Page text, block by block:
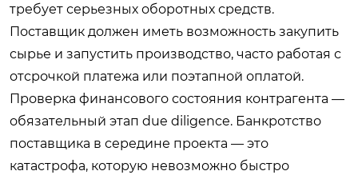
требует серьезных оборотных средств.
Поставщик должен иметь возможность закупить
сырье и запустить производство, часто работая с
отсрочкой платежа или поэтапной оплатой.
Проверка финансового состояния контрагента —
обязательный этап due diligence. Банкротство
поставщика в середине проекта — это
катастрофа, которую невозможно быстро